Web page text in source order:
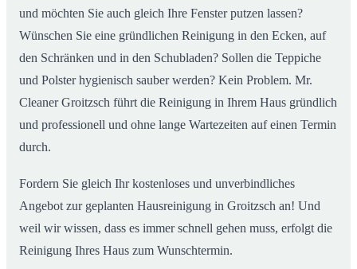
und möchten Sie auch gleich Ihre Fenster putzen lassen?
Wünschen Sie eine gründlichen Reinigung in den Ecken, auf
den Schränken und in den Schubladen? Sollen die Teppiche
und Polster hygienisch sauber werden? Kein Problem. Mr.
Cleaner Groitzsch führt die Reinigung in Ihrem Haus gründlich
und professionell und ohne lange Wartezeiten auf einen Termin
durch.
Fordern Sie gleich Ihr kostenloses und unverbindliches
Angebot zur geplanten Hausreinigung in Groitzsch an! Und
weil wir wissen, dass es immer schnell gehen muss, erfolgt die
Reinigung Ihres Haus zum Wunschtermin.